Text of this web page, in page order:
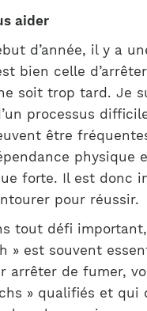
aider
d’année, il y a
bien celle
soit trop tard. Je
processus
être
physique
forte. Il est donc
pour réussir.
tout défi
» est souvent
arrêter de fumer,
» qualifiés et